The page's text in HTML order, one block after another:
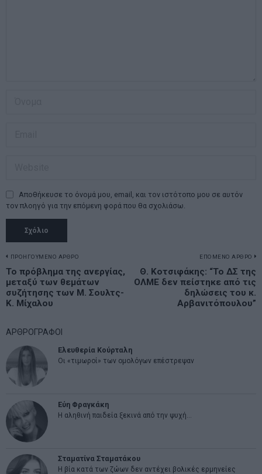
Αποθήκευσε το όνομά μου, email, και τον ιστότοπο μου σε αυτόν
τον πλοηγό για την επόμενη φορά που θα σχολιάσω.
Πλοήγηση
άρθρων
ΠΡΟΗΓΟΥΜΕΝΟ ΑΡΘΡΟ
Previous
post:
Το πρόβλημα της ανεργίας,
μεταξύ των θεμάτων
συζήτησης των Μ. Σουλτς-
Κ. Μίχαλου
ΕΠΟΜΕΝΟ ΑΡΘΡΟ
Θ. Κοτσιφάκης: “Το ΔΣ της
ΟΛΜΕ δεν πείστηκε από τις
δηλώσεις του κ.
Αρβανιτόπουλου”
ΑΡΘΡΟΓΡΑΦΟΙ
Ελευθερία Κούρταλη
Οι «τιμωροί» των ομολόγων επέστρεψαν
Εύη Φραγκάκη
Η αληθινή παιδεία ξεκινά από την ψυχή…
Σταματίνα Σταματάκου
Η βία κατά των ζώων δεν αντέχει βολικές ερμηνείες